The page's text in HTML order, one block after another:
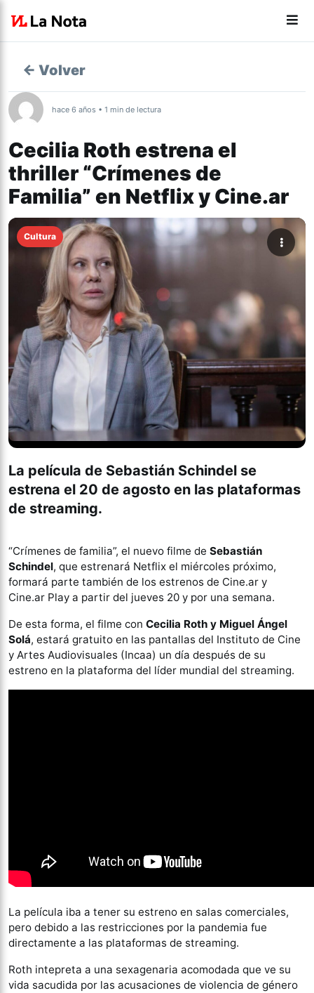
← Volver
hace 6 años • 1 min de lectura
Cecilia Roth estrena el
thriller “Crímenes de
Familia” en Netflix y Cine.ar
Cultura
La película de Sebastián Schindel se
estrena el 20 de agosto en las plataformas
de streaming.
“Crímenes de familia”, el nuevo filme de Sebastián
Schindel, que estrenará Netflix el miércoles próximo,
formará parte también de los estrenos de Cine.ar y
Cine.ar Play a partir del jueves 20 y por una semana.
De esta forma, el filme con Cecilia Roth y Miguel Ángel
Solá, estará gratuito en las pantallas del Instituto de Cine
y Artes Audiovisuales (Incaa) un día después de su
estreno en la plataforma del líder mundial del streaming.
La película iba a tener su estreno en salas comerciales,
pero debido a las restricciones por la pandemia fue
directamente a las plataformas de streaming.
Roth intepreta a una sexagenaria acomodada que ve su
vida sacudida por las acusaciones de violencia de género